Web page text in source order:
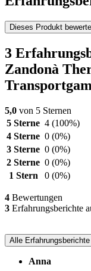
Dieses Produkt
3
Zandonà
5,0 von 5 Sternen
5 Sterne 4 (100%)
4 Sterne 0 (0%)
3 Sterne 0 (0%)
2 Sterne 0 (0%)
1 Stern
0 (0%)
4 Bewertungen
3 Erfahrungsberichte
Alle
Anna